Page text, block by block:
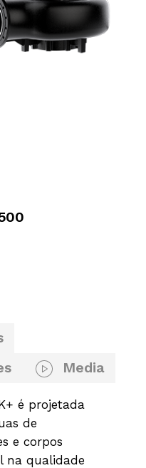
Media
é projetada
de
e corpos
na qualidade